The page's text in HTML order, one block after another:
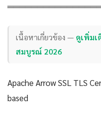
เนื้อหาเกี่ยวข้อง — ดูเพิ่ม
สมบูรณ์ 2026
Apache Arrow SSL TLS
based